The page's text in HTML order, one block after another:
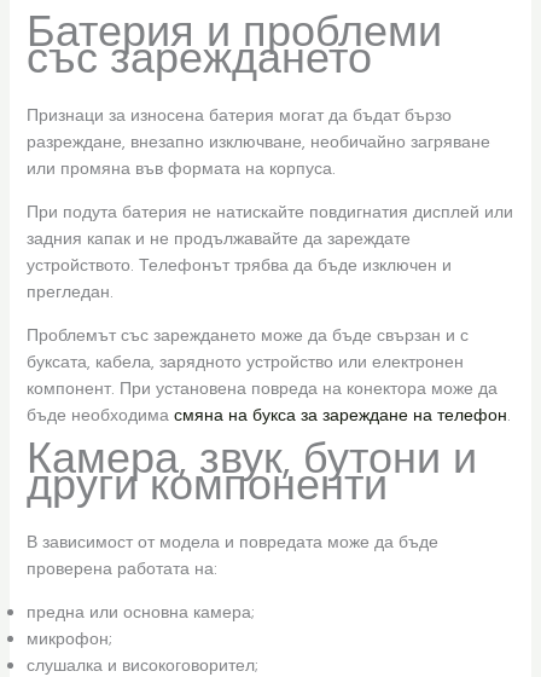
Батерия и проблеми
със зареждането
Признаци за износена батерия могат да бъдат бързо
разреждане, внезапно изключване, необичайно загряване
или промяна във формата на корпуса.
При подута батерия не натискайте повдигнатия дисплей или
задния капак и не продължавайте да зареждате
устройството. Телефонът трябва да бъде изключен и
прегледан.
Проблемът със зареждането може да бъде свързан и с
буксата, кабела, зарядното устройство или електронен
компонент. При установена повреда на конектора може да
бъде необходима смяна на букса за зареждане на телефон.
Камера, звук, бутони и
други компоненти
В зависимост от модела и повредата може да бъде
проверена работата на:
предна или основна камера;
микрофон;
слушалка и високоговорител;